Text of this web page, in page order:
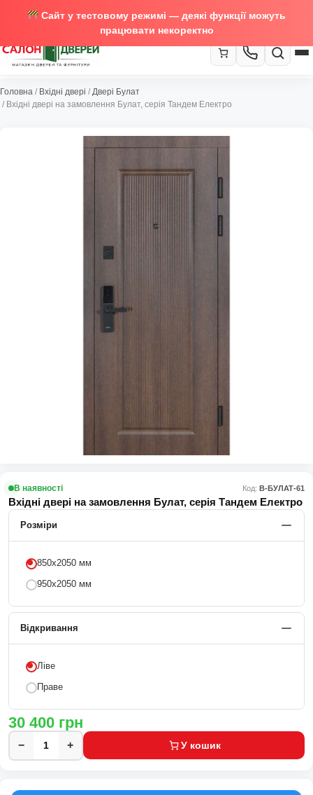
Сайт у тестовому режимі — деякі функції можуть
працювати некоректно
067-370-89-35
067-489-58-29
Головна / Вхідні двері / Двері Булат
/ Вхідні двері на замовлення Булат, серія Тандем Електро
В наявності Код: В-БУЛАТ-61
Вхідні двері на замовлення Булат, серія Тандем Електро
Розміри
850х2050 мм
950х2050 мм
Відкривання
Ліве
Праве
30 400 грн
− + У кошик